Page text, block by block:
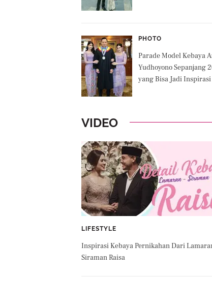
PHOTO
Parade Model Kebaya
Yudhoyono Sepanjang
yang Bisa Jadi Inspirasi
VIDEO
LIFESTYLE
Inspirasi Kebaya Pernikahan Dari
Siraman Raisa